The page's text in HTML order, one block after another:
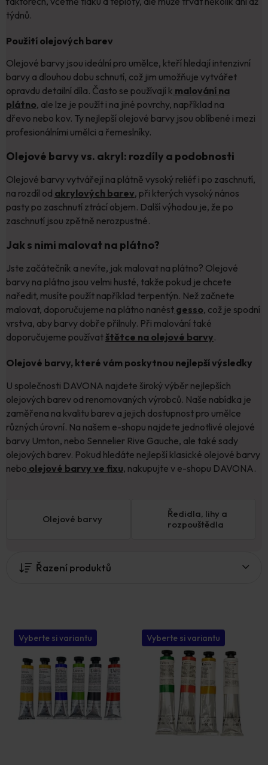
týdnů.
Použití olejových barev
Olejové barvy jsou ideální pro umělce, kteří hledají intenzivní
barvy a dlouhou dobu schnutí, což jim umožňuje vytvářet
opravdu detailní díla. Často se používají k malování na
plátno, ale lze je použít i na jiné povrchy, například na
dřevo nebo kov. Ty nejlepší olejové barvy jsou oblíbené i mezi
profesionálními umělci a řemeslníky.
Olejové barvy vs. akryl: rozdíly a podobnosti
Olejové barvy vytvářejí na plátně vysoký reliéf i po zaschnutí,
na rozdíl od akrylových barev, při kterých vysoký nános
pasty po zaschnutí ztrácí objem. Další výhodou je, že po
zaschnutí jsou zpětně nerozpustné.
Jak s nimi malovat na plátno?
Jste začátečník a nevíte, jak malovat na plátno? Olejové
barvy na plátno jsou velmi husté, takže pokud je chcete
naředit, musíte použít například terpentýn. Než začnete
malovat, doporučujeme na plátno nanést gesso, což je spodní
vrstva, aby barvy dobře přilnuly. Při malování také
doporučujeme používatštětce na olejové barvy.
Olejové barvy, které vám poskytnou nejlepší výsledky
U společnosti DAVONA najdete široký výběr nejlepších
olejových barev od renomovaných výrobců. Naše nabídka je
zaměřena na kvalitu barev a jejich dostupnost pro umělce
různých úrovní. Na našem e-shopu najdete jednotlivé olejové
barvy Umton, nebo Sennelier Rive Gauche, ale také sady
olejových barev. Pokud hledáte nejlepší klasické olejové barvy
nebo olejové barvy ve fixu, nakupujte v e-shopu DAVONA.
Olejové barvy
Ředidla, lihy a
rozpouštědla
Řazení produktů
Vyberte si variantu Vyberte si variantu